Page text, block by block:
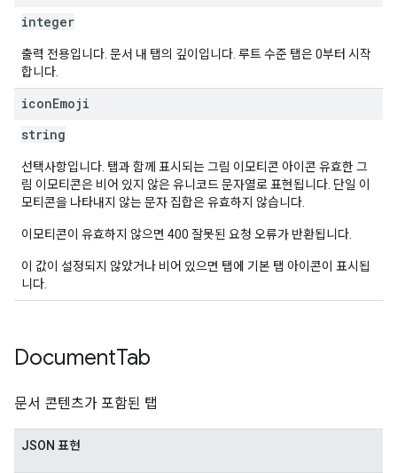
integer
출력 전용입니다. 문서 내 탭의 깊이입니다. 루트 수준 탭은 0부터 시작
합니다.
iconEmoji
string
선택사항입니다. 탭과 함께 표시되는 그림 이모티콘 아이콘 유효한 그
림 이모티콘은 비어 있지 않은 유니코드 문자열로 표현됩니다. 단일 이
모티콘을 나타내지 않는 문자 집합은 유효하지 않습니다.
이모티콘이 유효하지 않으면 400 잘못된 요청 오류가 반환됩니다.
이 값이 설정되지 않았거나 비어 있으면 탭에 기본 탭 아이콘이 표시됩
니다.
DocumentTab
문서 콘텐츠가 포함된 탭
JSON 표현